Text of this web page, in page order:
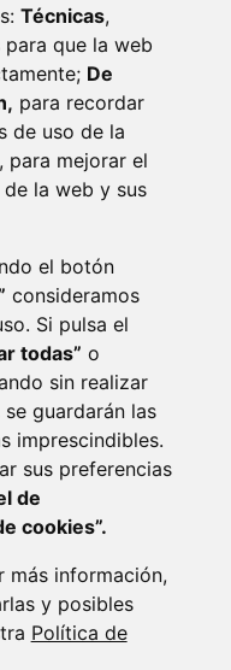
Técnicas,
que la web
De
para recordar
de uso de la
para mejorar el
la web y sus
el botón
consideramos
Si pulsa el
todas” o
sin realizar
guardarán las
imprescindibles.
sus preferencias
de
cookies”.
más información,
y posibles
Política de
- ARAGÓN (ESPAÑA)
·
DATOS
EXTERNO AL